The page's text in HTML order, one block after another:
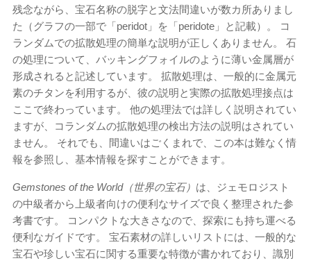
残念ながら、宝石名称の脱字と文法間違いが数カ所ありまし
た（グラフの一部で「peridot」を「peridote」と記載）​​。 コ
ランダムでの拡散処理の簡単な説明が正しくありません。 石
の処理について、バッキングフォイルのように薄い金属層が
形成されると記述しています。 拡散処理は、一般的に金属元
素のチタンを利用するが、彼の説明と実際の拡散処理接点は
ここで終わっています。 他の処理法では詳しく説明されてい
ますが、コランダムの拡散処理の検出方法の説明はされてい
ません。 それでも、間違いはごくまれで、この本は難なく情
報を参照し、基本情報を探すことができます。
Gemstones of the World（世界の宝石） は、ジェモロジスト
の中級者から上級者向けの便利なサイズで良く整理された参
考書です。 コンパクトな大きさなので、探索にも持ち運べる
便利なガイドです。 宝石素材の詳しいリストには、一般的な
宝石や珍しい宝石に関する重要な特徴が書かれており、識別